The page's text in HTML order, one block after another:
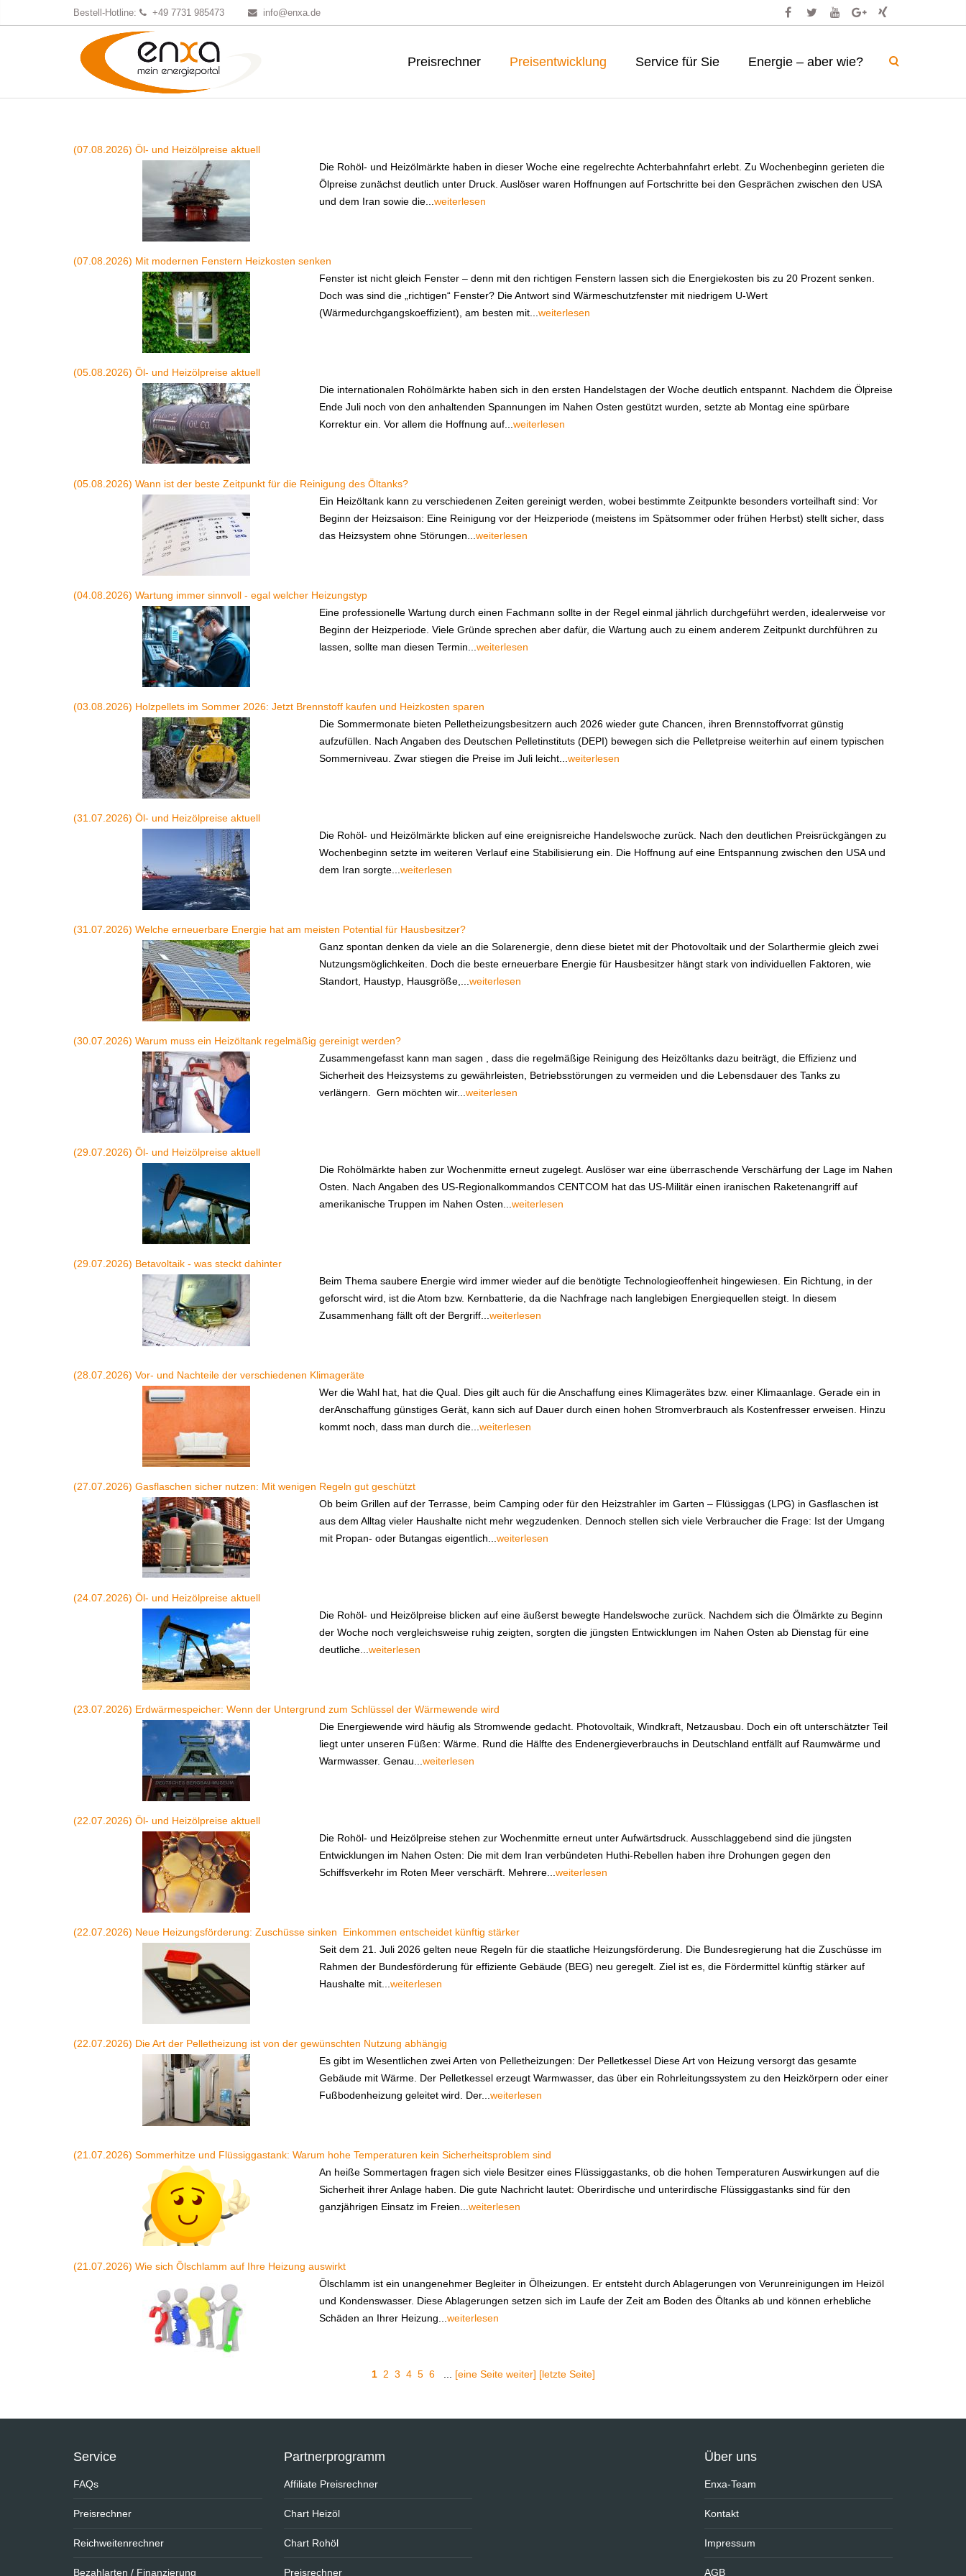
Bestell-Hotline: +49 7731 985473 info@enxa.de
Preisrechner Preisentwicklung Service für Sie Energie – aber wie?
(07.08.2026) Öl- und Heizölpreise aktuell
Die Rohöl- und Heizölmärkte haben in dieser Woche eine regelrechte Achterbahnfahrt erlebt. Zu Wochenbeginn gerieten die
Ölpreise zunächst deutlich unter Druck. Auslöser waren Hoffnungen auf Fortschritte bei den Gesprächen zwischen den USA
und dem Iran sowie die... weiterlesen
(07.08.2026) Mit modernen Fenstern Heizkosten senken
Fenster ist nicht gleich Fenster – denn mit den richtigen Fenstern lassen sich die Energiekosten bis zu 20 Prozent senken.
Doch was sind die „richtigen“ Fenster? Die Antwort sind Wärmeschutzfenster mit niedrigem U-Wert
(Wärmedurchgangskoeffizient), am besten mit... weiterlesen
(05.08.2026) Öl- und Heizölpreise aktuell
Die internationalen Rohölmärkte haben sich in den ersten Handelstagen der Woche deutlich entspannt. Nachdem die Ölpreise
Ende Juli noch von den anhaltenden Spannungen im Nahen Osten gestützt wurden, setzte ab Montag eine spürbare
Korrektur ein. Vor allem die Hoffnung auf... weiterlesen
(05.08.2026) Wann ist der beste Zeitpunkt für die Reinigung des Öltanks?
Ein Heizöltank kann zu verschiedenen Zeiten gereinigt werden, wobei bestimmte Zeitpunkte besonders vorteilhaft sind: Vor
Beginn der Heizsaison: Eine Reinigung vor der Heizperiode (meistens im Spätsommer oder frühen Herbst) stellt sicher, dass
das Heizsystem ohne Störungen... weiterlesen
(04.08.2026) Wartung immer sinnvoll - egal welcher Heizungstyp
Eine professionelle Wartung durch einen Fachmann sollte in der Regel einmal jährlich durchgeführt werden, idealerweise vor
Beginn der Heizperiode. Viele Gründe sprechen aber dafür, die Wartung auch zu einem anderem Zeitpunkt durchführen zu
lassen, sollte man diesen Termin... weiterlesen
(03.08.2026) Holzpellets im Sommer 2026: Jetzt Brennstoff kaufen und Heizkosten sparen
Die Sommermonate bieten Pelletheizungsbesitzern auch 2026 wieder gute Chancen, ihren Brennstoffvorrat günstig
aufzufüllen. Nach Angaben des Deutschen Pelletinstituts (DEPI) bewegen sich die Pelletpreise weiterhin auf einem typischen
Sommerniveau. Zwar stiegen die Preise im Juli leicht... weiterlesen
(31.07.2026) Öl- und Heizölpreise aktuell
Die Rohöl- und Heizölmärkte blicken auf eine ereignisreiche Handelswoche zurück. Nach den deutlichen Preisrückgängen zu
Wochenbeginn setzte im weiteren Verlauf eine Stabilisierung ein. Die Hoffnung auf eine Entspannung zwischen den USA und
dem Iran sorgte... weiterlesen
(31.07.2026) Welche erneuerbare Energie hat am meisten Potential für Hausbesitzer?
Ganz spontan denken da viele an die Solarenergie, denn diese bietet mit der Photovoltaik und der Solarthermie gleich zwei
Nutzungsmöglichkeiten. Doch die beste erneuerbare Energie für Hausbesitzer hängt stark von individuellen Faktoren, wie
Standort, Haustyp, Hausgröße,... weiterlesen
(30.07.2026) Warum muss ein Heizöltank regelmäßig gereinigt werden?
Zusammengefasst kann man sagen , dass die regelmäßige Reinigung des Heizöltanks dazu beiträgt, die Effizienz und
Sicherheit des Heizsystems zu gewährleisten, Betriebsstörungen zu vermeiden und die Lebensdauer des Tanks zu
verlängern. Gern möchten wir... weiterlesen
(29.07.2026) Öl- und Heizölpreise aktuell
Die Rohölmärkte haben zur Wochenmitte erneut zugelegt. Auslöser war eine überraschende Verschärfung der Lage im Nahen
Osten. Nach Angaben des US-Regionalkommandos CENTCOM hat das US-Militär einen iranischen Raketenangriff auf
amerikanische Truppen im Nahen Osten... weiterlesen
(29.07.2026) Betavoltaik - was steckt dahinter
Beim Thema saubere Energie wird immer wieder auf die benötigte Technologieoffenheit hingewiesen. Ein Richtung, in der
geforscht wird, ist die Atom bzw. Kernbatterie, da die Nachfrage nach langlebigen Energiequellen steigt. In diesem
Zusammenhang fällt oft der Bergriff... weiterlesen
(28.07.2026) Vor- und Nachteile der verschiedenen Klimageräte
Wer die Wahl hat, hat die Qual. Dies gilt auch für die Anschaffung eines Klimagerätes bzw. einer Klimaanlage. Gerade ein in
derAnschaffung günstiges Gerät, kann sich auf Dauer durch einen hohen Stromverbrauch als Kostenfresser erweisen. Hinzu
kommt noch, dass man durch die... weiterlesen
(27.07.2026) Gasflaschen sicher nutzen: Mit wenigen Regeln gut geschützt
Ob beim Grillen auf der Terrasse, beim Camping oder für den Heizstrahler im Garten – Flüssiggas (LPG) in Gasflaschen ist
aus dem Alltag vieler Haushalte nicht mehr wegzudenken. Dennoch stellen sich viele Verbraucher die Frage: Ist der Umgang
mit Propan- oder Butangas eigentlich... weiterlesen
(24.07.2026) Öl- und Heizölpreise aktuell
Die Rohöl- und Heizölpreise blicken auf eine äußerst bewegte Handelswoche zurück. Nachdem sich die Ölmärkte zu Beginn
der Woche noch vergleichsweise ruhig zeigten, sorgten die jüngsten Entwicklungen im Nahen Osten ab Dienstag für eine
deutliche... weiterlesen
(23.07.2026) Erdwärmespeicher: Wenn der Untergrund zum Schlüssel der Wärmewende wird
Die Energiewende wird häufig als Stromwende gedacht. Photovoltaik, Windkraft, Netzausbau. Doch ein oft unterschätzter Teil
liegt unter unseren Füßen: Wärme. Rund die Hälfte des Endenergieverbrauchs in Deutschland entfällt auf Raumwärme und
Warmwasser. Genau... weiterlesen
(22.07.2026) Öl- und Heizölpreise aktuell
Die Rohöl- und Heizölpreise stehen zur Wochenmitte erneut unter Aufwärtsdruck. Ausschlaggebend sind die jüngsten
Entwicklungen im Nahen Osten: Die mit dem Iran verbündeten Huthi-Rebellen haben ihre Drohungen gegen den
Schiffsverkehr im Roten Meer verschärft. Mehrere... weiterlesen
(22.07.2026) Neue Heizungsförderung: Zuschüsse sinken  Einkommen entscheidet künftig stärker
Seit dem 21. Juli 2026 gelten neue Regeln für die staatliche Heizungsförderung. Die Bundesregierung hat die Zuschüsse im
Rahmen der Bundesförderung für effiziente Gebäude (BEG) neu geregelt. Ziel ist es, die Fördermittel künftig stärker auf
Haushalte mit... weiterlesen
(22.07.2026) Die Art der Pelletheizung ist von der gewünschten Nutzung abhängig
Es gibt im Wesentlichen zwei Arten von Pelletheizungen: Der Pelletkessel Diese Art von Heizung versorgt das gesamte
Gebäude mit Wärme. Der Pelletkessel erzeugt Warmwasser, das über ein Rohrleitungssystem zu den Heizkörpern oder einer
Fußbodenheizung geleitet wird. Der... weiterlesen
(21.07.2026) Sommerhitze und Flüssiggastank: Warum hohe Temperaturen kein Sicherheitsproblem sind
An heiße Sommertagen fragen sich viele Besitzer eines Flüssiggastanks, ob die hohen Temperaturen Auswirkungen auf die
Sicherheit ihrer Anlage haben. Die gute Nachricht lautet: Oberirdische und unterirdische Flüssiggastanks sind für den
ganzjährigen Einsatz im Freien... weiterlesen
(21.07.2026) Wie sich Ölschlamm auf Ihre Heizung auswirkt
Ölschlamm ist ein unangenehmer Begleiter in Ölheizungen. Er entsteht durch Ablagerungen von Verunreinigungen im Heizöl
und Kondenswasser. Diese Ablagerungen setzen sich im Laufe der Zeit am Boden des Öltanks ab und können erhebliche
Schäden an Ihrer Heizung... weiterlesen
1 2 3 4 5 6... [eine Seite weiter] [letzte Seite]
Service
FAQs
Preisrechner
Reichweitenrechner
Bezahlarten / Finanzierung
Partnerprogramm
Affiliate Preisrechner
Chart Heizöl
Chart Rohöl
Preisrechner
Über uns
Enxa-Team
Kontakt
Impressum
AGB